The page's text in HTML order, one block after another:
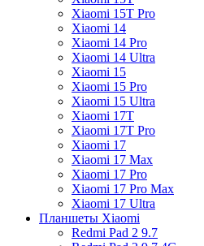
Xiaomi 15T Pro
Xiaomi 14
Xiaomi 14 Pro
Xiaomi 14 Ultra
Xiaomi 15
Xiaomi 15 Pro
Xiaomi 15 Ultra
Xiaomi 17T
Xiaomi 17T Pro
Xiaomi 17
Xiaomi 17 Max
Xiaomi 17 Pro
Xiaomi 17 Pro Max
Xiaomi 17 Ultra
Планшеты Xiaomi
Redmi Pad 2 9.7